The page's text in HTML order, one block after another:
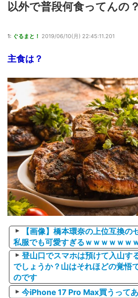
以外で普段何食ってんの？
1: ぐるまと！ 2019/06/10(月) 22:45:11.201
主食は？
【画像】橋本環奈の上位互換の
私服でも可愛すぎるｗｗｗｗｗｗ
登山口でスマホは預けて入山す
でしょうか？山はそれほどの覚悟
のです
今iPhone 17 Pro Max買うって